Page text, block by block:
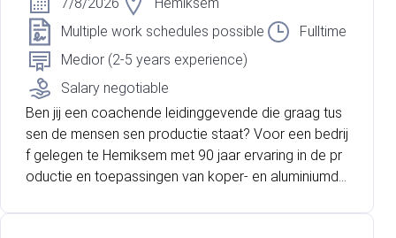
Multiple work schedules possible
Fulltime
Medior (2-5 years experience)
Salary negotiable
Ben jij een coachende leidinggevende die graag tus
sen de mensen sen productie staat? Voor een bedrij
f gelegen te Hemiksem met 90 jaar ervaring in de pr
oductie en toepassingen van koper- en aluminiumdr
rde teamcoach!